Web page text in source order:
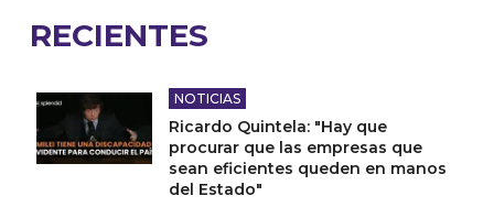
RECIENTES
NOTICIAS
Ricardo Quintela: "Hay que
procurar que las empresas que
sean eficientes queden en manos
del Estado"